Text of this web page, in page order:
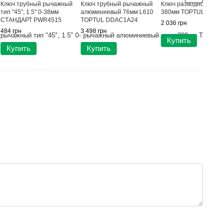
Ключ трубный рычажный
тип "45", 1.5" 0-38мм
СТАНДАРТ PWR4515
484 грн
Купить
Ключ трубный рычажный
алюминиевый 76мм L610
TOPTUL DDAC1A24
3 498 грн
Купить
Ключ разводной
380мм TOPTUL
2 036 грн
Купить